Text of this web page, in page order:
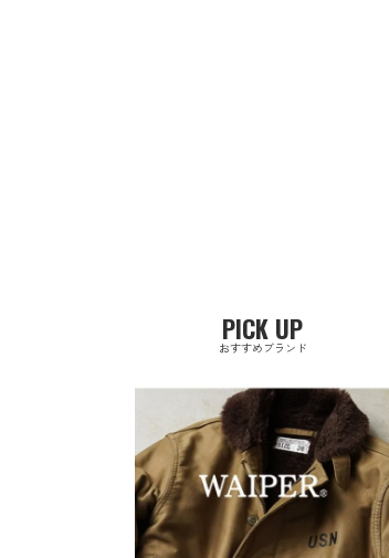
PICK UP
おすすめブランド